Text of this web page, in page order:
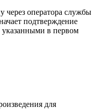
через оператора службы
подтверждение
указанными в первом
для